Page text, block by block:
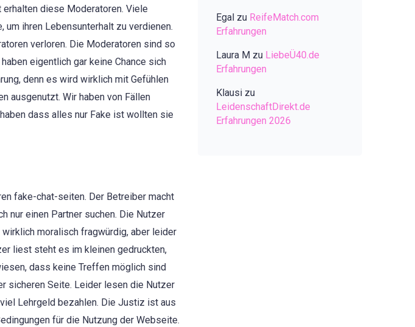
diese Moderatoren. Viele
um ihren Lebensunterhalt zu verdienen.
verloren. Die Moderatoren sind so
eigentlich gar keine Chance sich
denn es wird wirklich mit Gefühlen
ausgenutzt. Wir haben von Fällen
dass alles nur Fake ist wollten sie
fake-chat-seiten. Der Betreiber macht
nur einen Partner suchen. Die Nutzer
moralisch fragwürdig, aber leider
liest steht es im kleinen gedruckten,
dass keine Treffen möglich sind
sicheren Seite. Leider lesen die Nutzer
Lehrgeld bezahlen. Die Justiz ist aus
für die Nutzung der Webseite.
Egal zu ReifeMatch.com
Erfahrungen
Laura M zu LiebeÜ40.de
Erfahrungen
Klausi zu
LeidenschaftDirekt.de
Erfahrungen 2026